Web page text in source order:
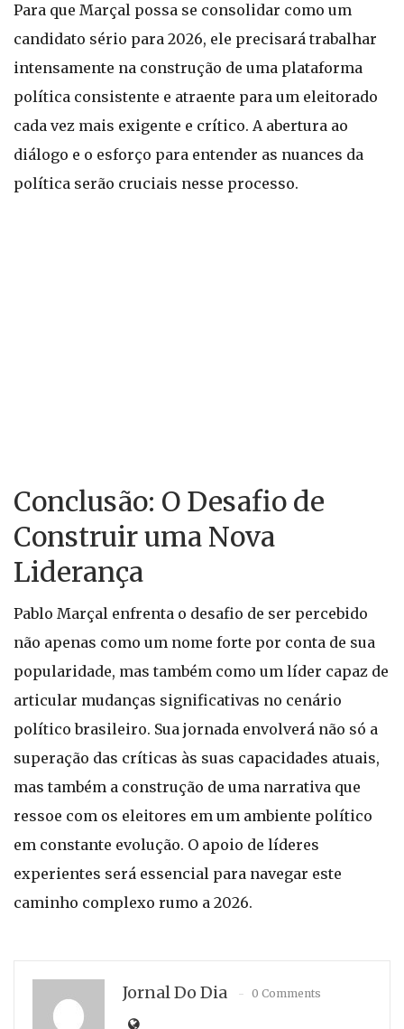
Para que Marçal possa se consolidar como um
candidato sério para 2026, ele precisará trabalhar
intensamente na construção de uma plataforma
política consistente e atraente para um eleitorado
cada vez mais exigente e crítico. A abertura ao
diálogo e o esforço para entender as nuances da
política serão cruciais nesse processo.
Conclusão: O Desafio de
Construir uma Nova
Liderança
Pablo Marçal enfrenta o desafio de ser percebido
não apenas como um nome forte por conta de sua
popularidade, mas também como um líder capaz de
articular mudanças significativas no cenário
político brasileiro. Sua jornada envolverá não só a
superação das críticas às suas capacidades atuais,
mas também a construção de uma narrativa que
ressoe com os eleitores em um ambiente político
em constante evolução. O apoio de líderes
experientes será essencial para navegar este
caminho complexo rumo a 2026.
Jornal Do Dia 0 Comments